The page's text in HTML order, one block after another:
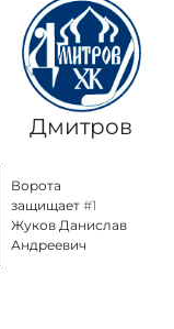
Дмитров
Ворота
защищает #1
Жуков Данислав
Андреевич